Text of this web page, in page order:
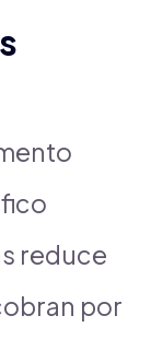
reduce
por